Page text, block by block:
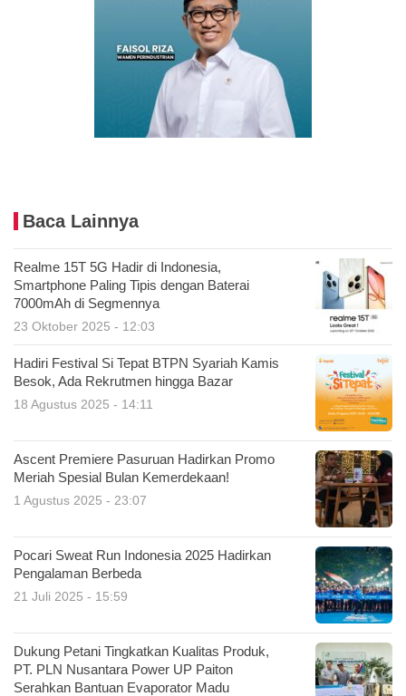
Baca Lainnya
Realme 15T 5G Hadir di Indonesia,
Smartphone Paling Tipis dengan Baterai
7000mAh di Segmennya
23 Oktober 2025 - 12:03
Hadiri Festival Si Tepat BTPN Syariah Kamis
Besok, Ada Rekrutmen hingga Bazar
18 Agustus 2025 - 14:11
Ascent Premiere Pasuruan Hadirkan Promo
Meriah Spesial Bulan Kemerdekaan!
1 Agustus 2025 - 23:07
Pocari Sweat Run Indonesia 2025 Hadirkan
Pengalaman Berbeda
21 Juli 2025 - 15:59
Dukung Petani Tingkatkan Kualitas Produk,
PT. PLN Nusantara Power UP Paiton
Serahkan Bantuan Evaporator Madu